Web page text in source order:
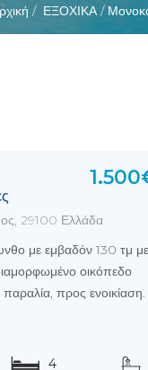
/ ΕΞΟΧΙΚΑ /
29100 Ελλάδα
με εμβαδόν 130 τμ με
οικόπεδο
προς ενοικίαση.
4